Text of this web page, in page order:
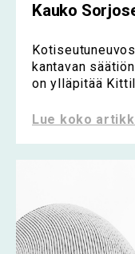
Kauko
kantavan
on ylläpitää
Lue koko